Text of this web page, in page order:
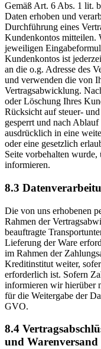
Gemäß Art. 6 Abs. 1 lit.
Daten erhoben und
Durchführung eines
Kundenkontos mitteilen.
jeweiligen
Kundenkontos ist
an die o.g. Adresse des
und verwenden die von
Vertragsabwicklung.
oder Löschung Ihres
Rücksicht auf steuer-
gesperrt und nach
ausdrücklich in eine
oder eine gesetzlich
Seite vorbehalten wurde,
informieren.
8.3
Die von uns erhobenen
Rahmen der
beauftragte
Lieferung der Ware
im Rahmen der
Kreditinstitut weiter,
erforderlich ist. Sofern
informieren wir hierüber
für die Weitergabe der
GVO.
8.4
und Warenversand